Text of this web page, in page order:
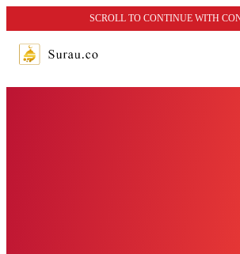
SCROLL TO CONTINUE WITH